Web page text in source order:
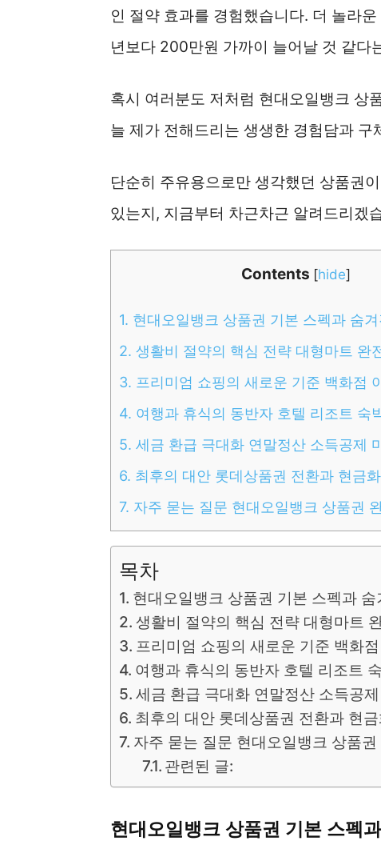
인 절약 효과를 경험했습니다. 더 놀라
년보다 200만원 가까이 늘어날 것 같다
혹시 여러분도 저처럼 현대오일뱅크 상
늘 제가 전해드리는 생생한 경험담과
단순히 주유용으로만 생각했던 상품권
있는지, 지금부터 차근차근 알려드리겠
Contents [hide]
1. 현대오일뱅크 상품권 기본 스펙과 숨
2. 생활비 절약의 핵심 전략 대형마트 완
3. 프리미엄 쇼핑의 새로운 기준 백화점
4. 여행과 휴식의 동반자 호텔 리조트 숙
5. 세금 환급 극대화 연말정산 소득공제
6. 최후의 대안 롯데상품권 전환과 현금
7. 자주 묻는 질문 현대오일뱅크 상품권
목차
현대오일뱅크 상품권 기본 스펙과
생활비 절약의 핵심 전략 대형마트
프리미엄 쇼핑의 새로운 기준 백화
여행과 휴식의 동반자 호텔 리조트
세금 환급 극대화 연말정산 소득공
최후의 대안 롯데상품권 전환과 현
자주 묻는 질문 현대오일뱅크 상품권
관련된 글:
현대오일뱅크 상품권 기본 스펙